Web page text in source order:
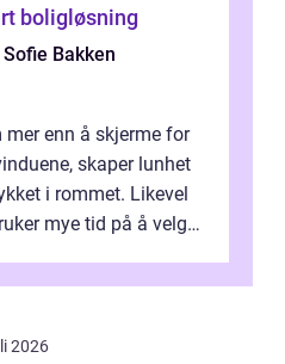
boligløsning
Sofie Bakken
mer enn å skjerme for
skaper lunhet
i rommet. Likevel
mye tid på å velge
2026